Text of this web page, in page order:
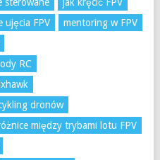
ujęcia FPV
mentoring w FPV
RC
dronów
między trybami lotu FPV